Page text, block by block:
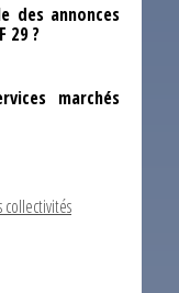
des annonces
29 ?
marchés
collectivités